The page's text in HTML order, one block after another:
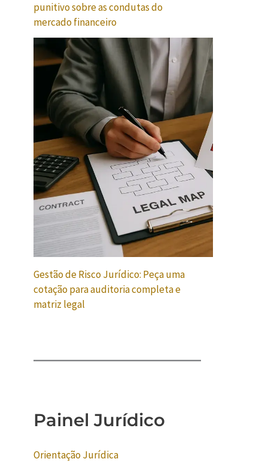
punitivo sobre as condutas do
mercado financeiro
Gestão de Risco Jurídico: Peça uma
cotação para auditoria completa e
matriz legal
Painel Jurídico
Orientação Jurídica